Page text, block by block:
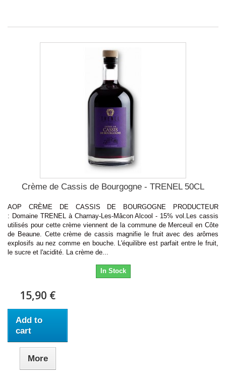
Crème de Cassis de Bourgogne - TRENEL 50CL
AOP CRÈME DE CASSIS DE BOURGOGNE PRODUCTEUR
: Domaine TRENEL à Charnay-Les-Mâcon Alcool - 15% vol.Les cassis
utilisés pour cette crème viennent de la commune de Merceuil en Côte
de Beaune. Cette crème de cassis magnifie le fruit avec des arômes
explosifs au nez comme en bouche. L'équilibre est parfait entre le fruit,
le sucre et l'acidité. La crème de...
In Stock
15,90 €
Add to
cart
More